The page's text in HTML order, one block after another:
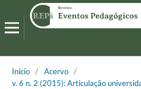
Início / Acervo /
v. 6 n. 2 (2015): Articulação